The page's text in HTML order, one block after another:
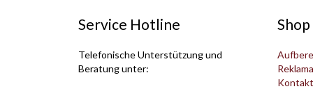
Service Hotline
Telefonische Unterstützung und
Beratung unter:
Kontakt